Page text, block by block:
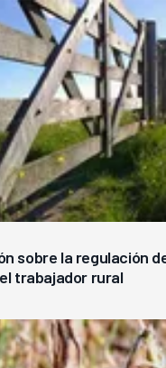
sobre la regulación
trabajador rural